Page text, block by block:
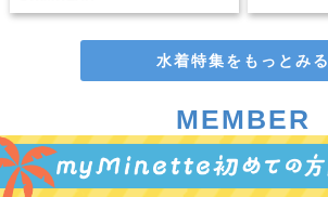
水着特集をもっとみる
MEMBER